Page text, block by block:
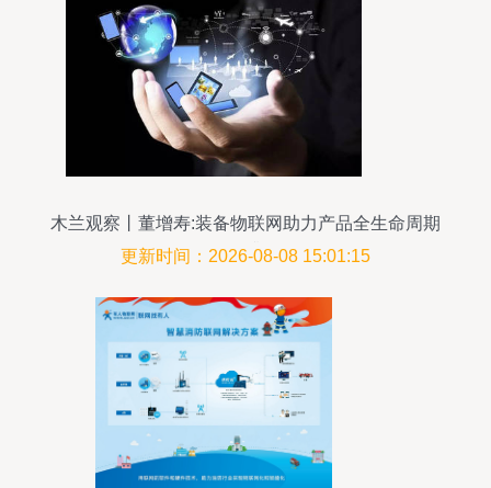
木兰观察丨董增寿:装备物联网助力产品全生命周期
管理升级
更新时间：2026-08-08 15:01:15